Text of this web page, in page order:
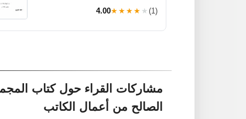
4.00★★★★★ (1)
مشاركات القراء حول كتاب
الصالح من أعمال الكاتب